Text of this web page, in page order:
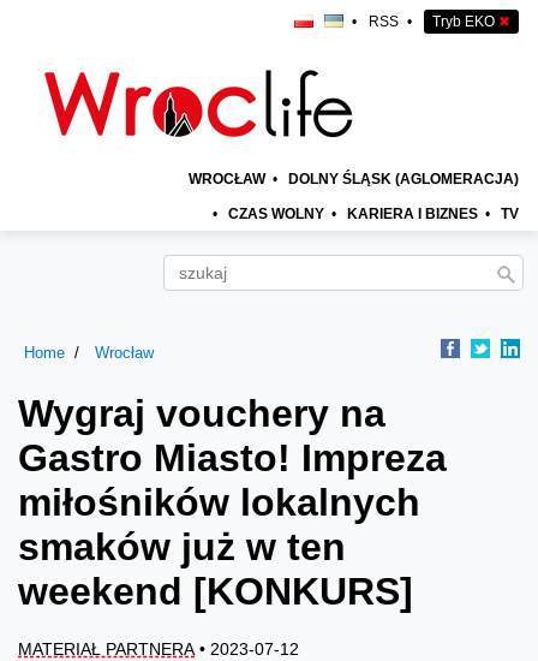
• RSS • Tryb EKO ✖
WROCŁAW • DOLNY ŚLĄSK (AGLOMERACJA)
• CZAS WOLNY • KARIERA I BIZNES • TV
Home Wrocław
Wygraj vouchery na
Gastro Miasto! Impreza
miłośników lokalnych
smaków już w ten
weekend [KONKURS]
MATERIAŁ PARTNERA• 2023-07-12